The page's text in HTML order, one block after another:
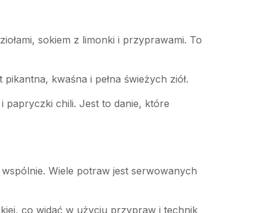
sokiem z limonki i przyprawami. To
kwaśna i pełna świeżych ziół.
papryczki chili. Jest to danie, które
Wiele potraw jest serwowanych
co widać w użyciu przypraw i technik